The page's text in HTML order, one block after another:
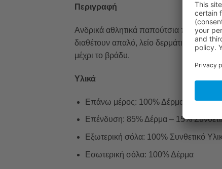
Περιγραφή
Ανδρικά αθλητικά παπούτσια που
διαθέτουν απαλό, λείο δερμάτινο επάνω
μέχρι το βράδυ.
Υλικά
Επάνω μέρος: 100% Δέρμα
Επένδυση: 85% Δέρμα – 15%
Εξωτερική σόλα: 100% Συνθετικό
Εσωτερική σόλα: 100% Δέρμα